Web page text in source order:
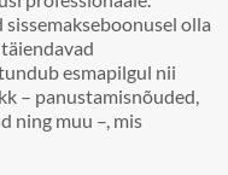
olla
esmapilgul nii
– panustamisnõuded,
ning muu –, mis